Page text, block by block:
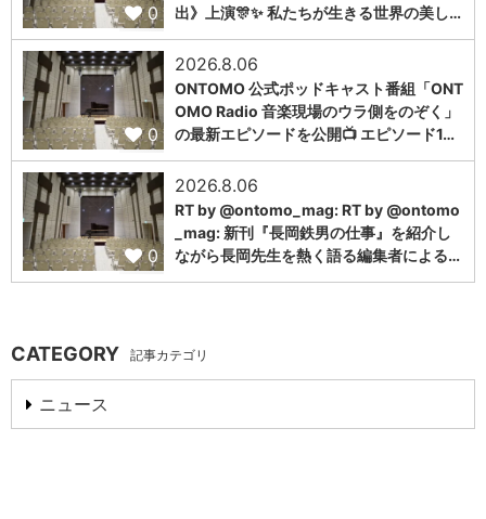
0
出》上演🎊✨ 私たちが生きる世界の美し…
0
2026.8.06
ONTOMO 公式ポッドキャスト番組「ONT
OMO Radio 音楽現場のウラ側をのぞく」
の最新エピソードを公開📺 エピソード1…
0
2026.8.06
RT by @ontomo_mag: RT by @ontomo
_mag: 新刊『長岡鉄男の仕事』を紹介し
ながら長岡先生を熱く語る編集者による…
CATEGORY 記事カテゴリ
ニュース